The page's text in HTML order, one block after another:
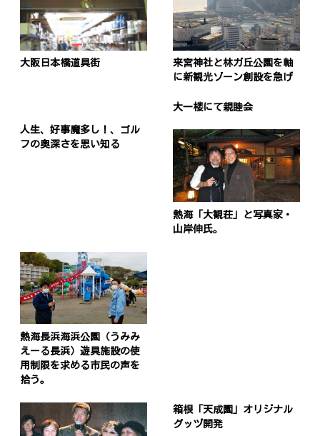
大阪日本橋道具街
来宮神社と林ガ丘公園を軸
に新観光ゾーン創設を急げ
人生、好事魔多し！、ゴル
フの奥深さを思い知る
大一楼にて親睦会
熱海「大観荘」と写真家・
山岸伸氏。
熱海長浜海浜公園（うみみ
えーる長浜）遊具施設の使
用制限を求める市民の声を
拾う。
箱根「天成園」オリジナル
グッヅ開発